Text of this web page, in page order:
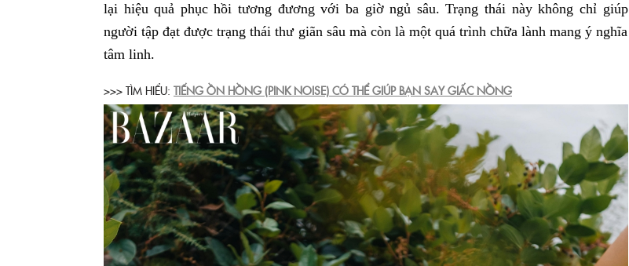
lại hiệu quả phục hồi tương đương với ba giờ ngủ sâu. Trạng thái này không chỉ giúp
người tập đạt được trạng thái thư giãn sâu mà còn là một quá trình chữa lành mang ý nghĩa
tâm linh.
>>> TÌM HIỂU: TIẾNG ỒN HỒNG (PINK NOISE) CÓ THỂ GIÚP BẠN SAY GIẤC NỒNG